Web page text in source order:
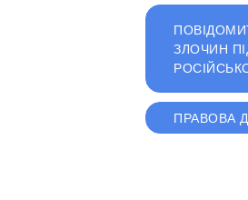
ЗЛОЧИН
ПРАВОВА